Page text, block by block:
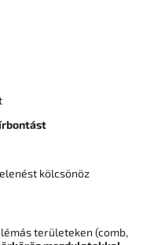
kölcsönöz
területeken (comb,